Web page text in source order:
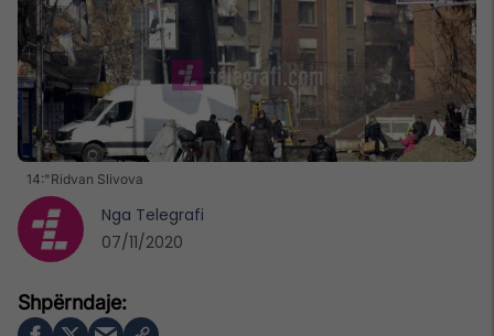
14:"Ridvan Slivova
Nga Telegrafi
07/11/2020